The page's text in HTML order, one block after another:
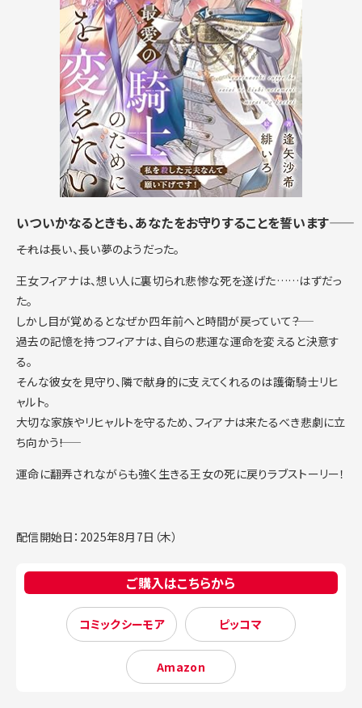
いついかなるときも、あなたをお守りすることを誓います――
――それは長い、長い夢のようだった。
王女フィアナは、想い人に裏切られ悲惨な死を遂げた……はずだっ
た。
しかし目が覚めるとなぜか四年前へと時間が戻っていて――？
過去の記憶を持つフィアナは、自らの悲運な運命を変えると決意す
る。
そんな彼女を見守り、隣で献身的に支えてくれるのは護衛騎士リヒ
ャルト。
大切な家族やリヒャルトを守るため、フィアナは来たるべき悲劇に立
ち向かう――！
運命に翻弄されながらも強く生きる王女の死に戻りラブストーリー！
配信開始日：2025年8月7日（木）
ご購入はこちらから
コミックシーモア ピッコマ
Amazon